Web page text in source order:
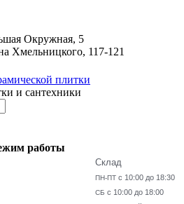
Окружная, 5
Хмельницкого, 117-121
и сантехники
работы
Склад
ПН-ПТ с 10:00 до 18:30
СБ с 10:00 до 18:00